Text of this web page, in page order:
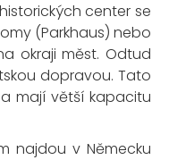
center se
(Parkhaus) nebo
okraji měst. Odtud
dopravou. Tato
mají větší kapacitu
najdou v Německu